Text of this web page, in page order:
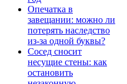
Опечатка в
завещании: можно ли
потерять наследство
из-за одной буквы?
Сосед сносит
несущие стены: как
остановить